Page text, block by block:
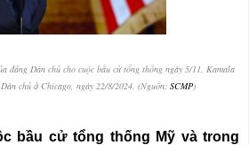
đảng Dân chủ cho cuộc bầu cử tổng thống ngày 5/11, Kamala
chủ ở Chicago, ngày 22/8/2024. (Nguồn: SCMP)
bầu cử tổng thống Mỹ và trong